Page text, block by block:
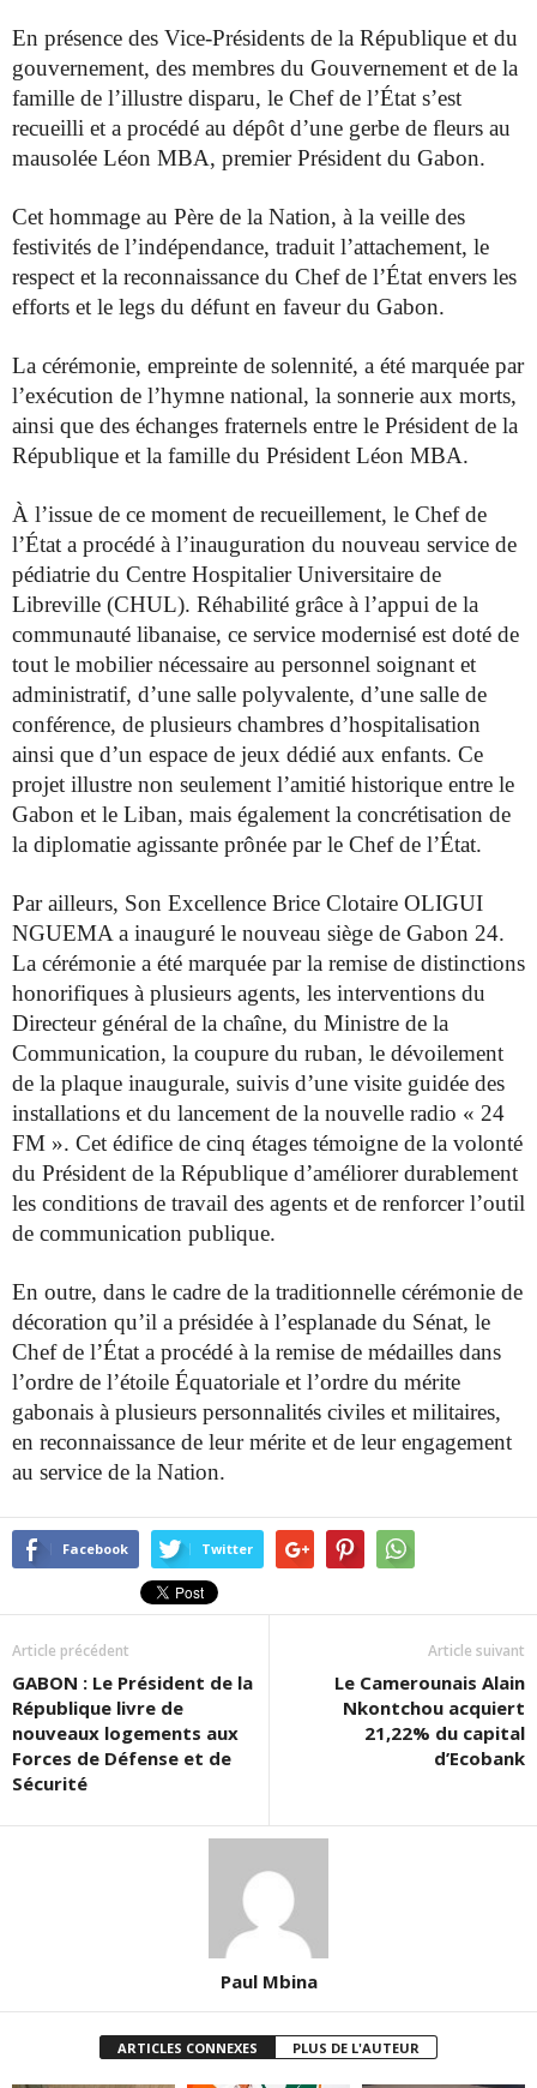
En présence des Vice-Présidents de la République et du
gouvernement, des membres du Gouvernement et de la
famille de l’illustre disparu, le Chef de l’État s’est
recueilli et a procédé au dépôt d’une gerbe de fleurs au
mausolée Léon MBA, premier Président du Gabon.
Cet hommage au Père de la Nation, à la veille des
festivités de l’indépendance, traduit l’attachement, le
respect et la reconnaissance du Chef de l’État envers les
efforts et le legs du défunt en faveur du Gabon.
La cérémonie, empreinte de solennité, a été marquée par
l’exécution de l’hymne national, la sonnerie aux morts,
ainsi que des échanges fraternels entre le Président de la
République et la famille du Président Léon MBA.
À l’issue de ce moment de recueillement, le Chef de
l’État a procédé à l’inauguration du nouveau service de
pédiatrie du Centre HospitalierUniversitaire de
Libreville (CHUL). Réhabilité grâce à l’appui de la
communauté libanaise, ce service modernisé est doté de
tout le mobiliernécessaire au personnel soignant et
administratif, d’une salle polyvalente, d’une salle de
conférence, de plusieurs chambres d’hospitalisation
ainsi que d’un espace de jeux dédié aux enfants. Ce
projet illustre non seulement l’amitié historique entre le
Gabon et le Liban, mais également la concrétisation de
la diplomatie agissante prônée par le Chef de l’État.
Par ailleurs, Son Excellence Brice Clotaire OLIGUI
NGUEMA a inauguré le nouveau siège de Gabon 24.
La cérémonie a été marquée par la remise de distinctions
honorifiques à plusieurs agents, les interventions du
Directeur général de la chaîne, du Ministre de la
Communication, la coupure du ruban, le dévoilement
de la plaque inaugurale, suivis d’une visite guidée des
installations et du lancement de la nouvelle radio « 24
FM ». Cet édifice de cinq étages témoigne de la volonté
du Président de la République d’améliorerdurablement
les conditions de travail des agents et de renforcer l’outil
de communication publique.
En outre, dans le cadre de la traditionnelle cérémonie de
décoration qu’il a présidée à l’esplanade du Sénat, le
Chef de l’État a procédé à la remise de médailles dans
l’ordre de l’étoile Équatoriale et l’ordre du mérite
gabonais à plusieurs personnalités civiles et militaires,
en reconnaissance de leur mérite et de leur engagement
au service de la Nation.
Facebook Twitter
Article précédent
GABON : Le Président de la
République livre de
nouveaux logements aux
Forces de Défense et de
Sécurité
Article suivant
Le Camerounais Alain
Nkontchou acquiert
21,22% du capital
d’Ecobank
Paul Mbina
ARTICLES CONNEXES PLUS DE L'AUTEUR